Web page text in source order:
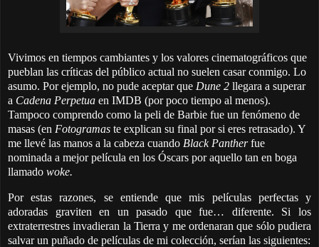
Vivimos en tiempos cambiantes y los valores cinematográficos que
pueblan las críticas del público actual no suelen casar conmigo. Lo
asumo. Por ejemplo, no pude aceptar que Dune 2 llegara a superar
a Cadena Perpetua en IMDB (por poco tiempo al menos).
Tampoco comprendo como la peli de Barbie fue un fenómeno de
masas (en Fotogramas te explican su final por si eres retrasado). Y
me llevé las manos a la cabeza cuando Black Pantherfue
nominada a mejor película en los Óscars por aquello tan en boga
llamado woke.
Por estas razones, se entiende que mis películas perfectas y
adoradas graviten en un pasado que fue… diferente. Si los
extraterrestres invadieran la Tierra y me ordenaran que sólo pudiera
salvar un puñado de películas de mi colección, serían las siguientes: